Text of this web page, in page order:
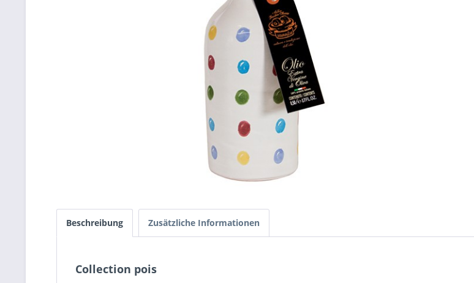
Beschreibung Zusätzliche Informationen
Collection pois